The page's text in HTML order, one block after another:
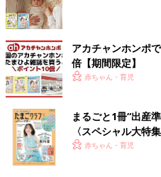
で、着替えさせやすいのも◎。
ね！
安くて助かる！エアリズ
アカチャンホンポ
倍【期間限定】
赤ちゃん・育児
まるごと1冊“出産
〈スペシャル大特
赤ちゃん・育児